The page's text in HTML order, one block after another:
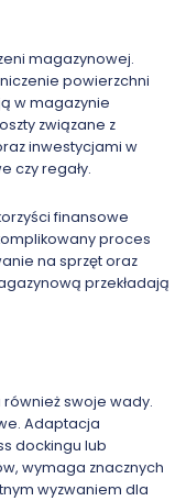
magazynowej.
powierzchni
w magazynie
związane z
inwestycjami w
czy regały.
finansowe
proces
na sprzęt oraz
przekładają
swoje wady.
Adaptacja
dockingu lub
wymaga znacznych
wyzwaniem dla